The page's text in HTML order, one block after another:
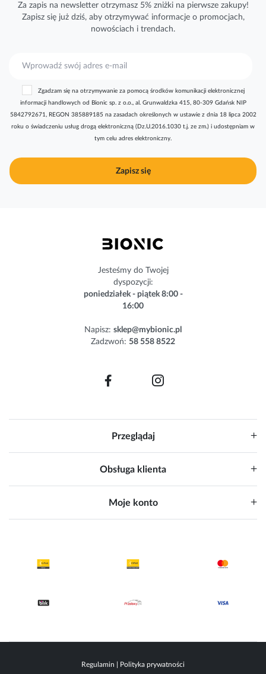
Za zapis na newsletter otrzymasz 5% zniżki na pierwsze zakupy!
Zapisz się już dziś, aby otrzymywać informacjeo promocjach,
nowościach i trendach.
r
y
j
n
Zapisz się
Zgadzam się na otrzymywanie za pomocą środków komunikacji elektronicznej
informacji handlowych od Bionic sp. z o.o., al. Grunwaldzka 415, 80-309 Gdańsk NIP
5842792671, REGON 385889185 na zasadach określonych w ustawie z dnia 18 lipca 2002
roku o świadczeniu usług drogą elektroniczną (Dz.U.2016.1030 t.j. ze zm.) i udostępniam w
tym celu adres elektroniczny.
Jesteśmy do Twojej
dyspozycji:
poniedziałek - piątek 8:00 -
16:00
Napisz: sklep@mybionic.pl
Zadzwoń: 58 558 8522
Przeglądaj
Obsługa klienta
Moje konto
Regulamin Polityka prywatności